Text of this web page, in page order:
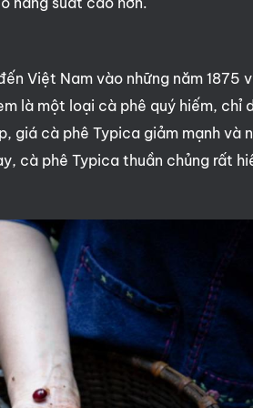
Việt Nam vào những năm
là một loại cà phê quý hiếm, chỉ
giá cà phê Typica giảm mạnh và
cà phê Typica thuần chủng rất